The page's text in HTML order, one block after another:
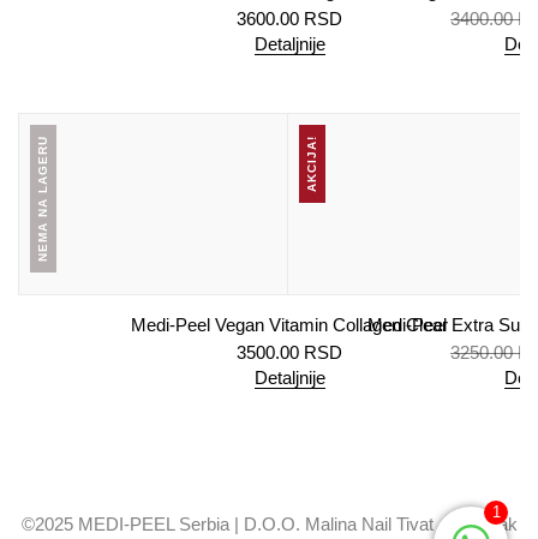
3600.00 RSD
Detaljnije
3400.00
NEMA NA LAGERU
Medi-Peel Vegan Vitamin Collagen Clear
3500.00 RSD
Detaljnije
AKCIJA!
Medi-Peel Extra
3250.00
©2025 MEDI-PEEL Serbia | D.O.O. Malina Nail Tivat - Ogranak
1